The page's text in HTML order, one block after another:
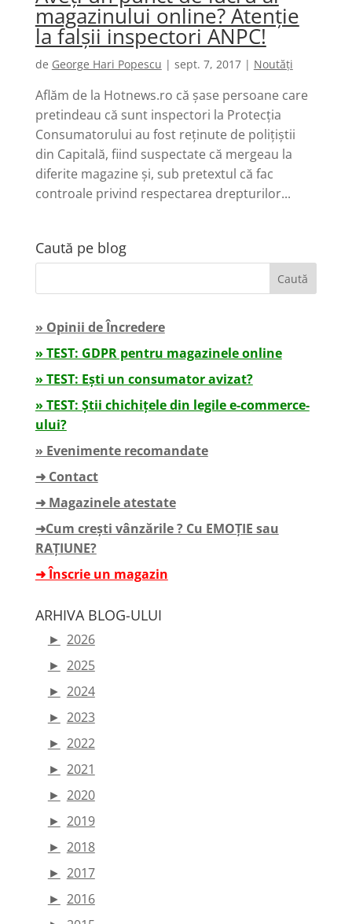
magazinului online? Atenție
la falșii inspectori ANPC!
de George Hari Popescu | sept. 7, 2017| Noutăți
Aflăm de la Hotnews.ro că șase persoane care
pretindeau că sunt inspectori la Protecția
Consumatorului au fost reținute de polițiștii
din Capitală, fiind suspectate că mergeau la
diferite magazine și, sub pretextul că fac
controale privind respectarea drepturilor...
Caută pe blog
» Opinii de Încredere
» TEST: GDPR pentru magazinele online
» TEST: Ești un consumator avizat?
» TEST: Știi chichițele din legile e-commerce-
ului?
» Evenimente recomandate
➜ Contact
➜ Magazinele atestate
➜Cum crești vânzările ? Cu EMOȚIE sau
RAȚIUNE?
➜ Înscrie un magazin
ARHIVA BLOG-ULUI
► 2026
► 2025
► 2024
► 2023
► 2022
► 2021
► 2020
► 2019
► 2018
► 2017
► 2016